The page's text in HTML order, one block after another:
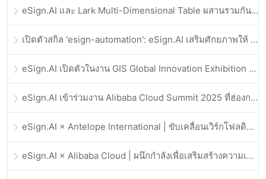
eSign.AI และ Lark Multi-Dimensional Table ผสานรวมกันอย่างเป็นทางการ: การลงนามและการเก็บถาวรสัญญาอิเล็กทรอนิกส์แบบอัตโนมัติเต็มรูปแบบ
เปิดตัวสกิล 'esign-automation': eSign.AI เสริมศักยภาพให้ OpenClaw ด้วยลายเซ็นอิเล็กทรอนิกส์อัตโนมัติ
eSign.AI เปิดตัวในงาน GIS Global Innovation Exhibition 2025
eSign.AI เข้าร่วมงาน Alibaba Cloud Summit 2025 ที่ฮ่องกง เพื่อขับเคลื่อนนวัตกรรมคลาวด์ที่ขับเคลื่อนด้วย AI และความเชื่อมั่นทางดิจิทัล
eSign.AI × Antelope International | ขับเคลื่อนเวิร์กโฟลดิจิทัลที่ปลอดภัยและขับเคลื่อนด้วย AI
eSign.AI × Alibaba Cloud | ผนึกกำลังเพื่อเสริมสร้างความเชื่อมั่นดิจิทัลระดับโลกสำหรับฟินเทค